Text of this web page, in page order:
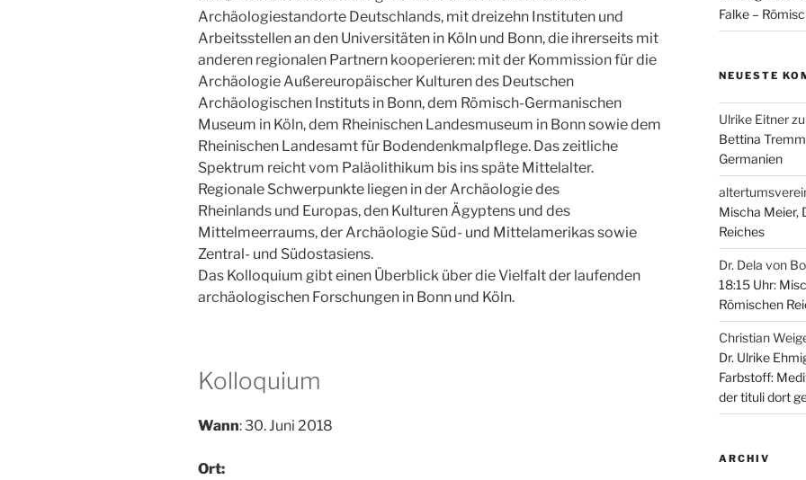
Archäologiestandorte Deutschlands, mit dreizehn Instituten und
Arbeitsstellen an den Universitäten in Köln und Bonn, die ihrerseits mit
anderen regionalen Partnern kooperieren: mit der Kommission für die
Archäologie Außereuropäischer Kulturen des Deutschen
Archäologischen Instituts in Bonn, dem Römisch-Germanischen
Museum in Köln, dem Rheinischen Landesmuseum in Bonn sowie dem
Rheinischen Landesamt für Bodendenkmalpflege. Das zeitliche
Spektrum reicht vom Paläolithikum bis ins späte Mittelalter.
Regionale Schwerpunkte liegen in der Archäologie des
Rheinlands und Europas, den Kulturen Ägyptens und des
Mittelmeerraums, der Archäologie Süd- und Mittelamerikas sowie
Zentral- und Südostasiens.
Das Kolloquium gibt einen Überblick über die Vielfalt der laufenden
archäologischen Forschungen in Bonn und Köln.
Kolloquium
Wann: 30. Juni 2018
Ort:
Falke –
NEUESTE
Ulrike Eitner
Bettina
Germanien
Mischa Meier,
Reiches
Dr. Dela von
18:15 Uhr:
Römischen
Christian
Dr. Ulrike
Farbstoff:
der tituli dort
ARCHIV